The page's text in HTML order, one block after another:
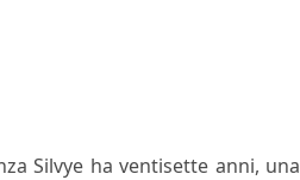
Silvye ha ventisette anni, una